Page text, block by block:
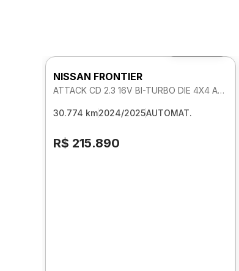
NISSAN FRONTIER
ATTACK CD 2.3 16V BI-TURBO DIE 4X4 AUTOMATICO
30.774 km2024/2025AUTOMAT.
R$ 215.890